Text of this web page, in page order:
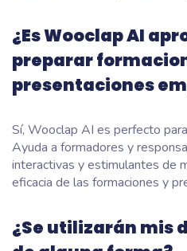
¿Es Wooclap AI
preparar
presentaciones
Sí, Wooclap AI es perfecto
Ayuda a formadores y
interactivas y estimulantes de
eficacia de las formaciones y
¿Se utilizarán mis